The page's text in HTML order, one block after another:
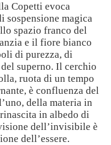
Copetti evoca
sospensione magica
spazio franco del
e il fiore bianco
di purezza, di
superno. Il cerchio
ruota di un tempo
è confluenza del
della materia in
in albedo di
dell’invisibile è
dell’essere.